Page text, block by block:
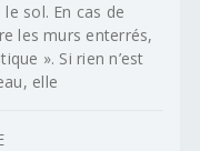
sol. En cas de
les murs enterrés,
». Si rien n’est
elle